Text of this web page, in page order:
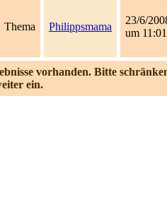
Thema Philippsmama
23/6/
um 11:01
vorhanden. Bitte
ein.